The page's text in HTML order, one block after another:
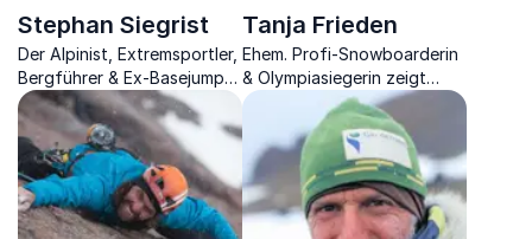
Stephan Siegrist
Der Alpinist, Extremsportler,
Bergführer & Ex-Basejumper
weiss was es bedeutet,
Risiko einzugehen und
daraus Stärke zu ziehen
Tanja Frieden
Ehem. Profi-Snowboarderin
& Olympiasiegerin zeigt
Ihnen durch
Mentalchoaching, wie Sie
Spitzenleistung bringen
können